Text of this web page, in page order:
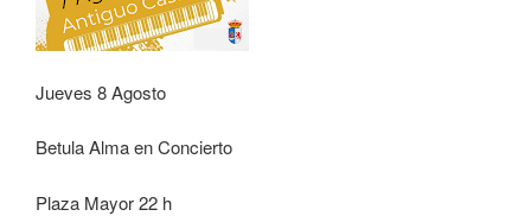
Jueves 8 Agosto
Betula Alma en Concierto
Plaza Mayor 22 h